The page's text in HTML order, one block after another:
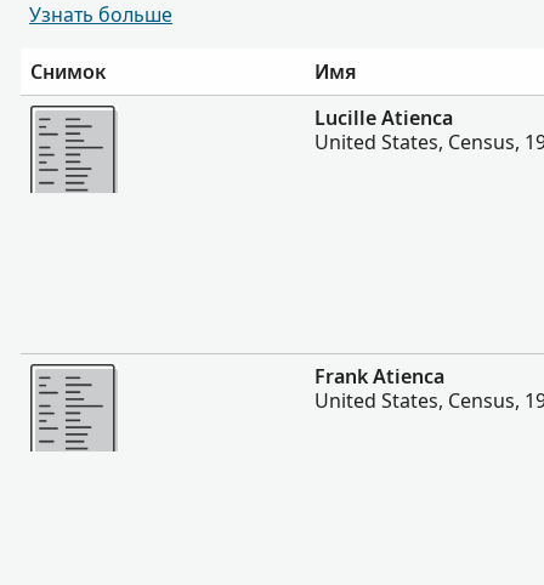
Узнать больше
Снимок
Имя
Больше
Lucille Atienca
United States, Census,
Больше
Frank Atienca
United States, Census,